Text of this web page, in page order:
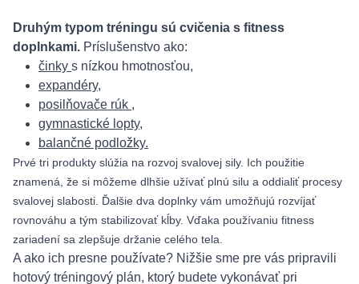
Druhým typom tréningu sú cvičenia s fitness
doplnkami. Príslušenstvo ako:
činky s nízkou hmotnosťou,
expandéry,
posilňovače rúk ,
gymnastické lopty,
balančné podložky.
Prvé tri produkty slúžia na rozvoj svalovej sily. Ich použitie
znamená, že si môžeme dlhšie užívať plnú silu a oddialiť procesy
svalovej slabosti. Ďalšie dva doplnky vám umožňujú rozvíjať
rovnováhu a tým stabilizovať kĺby. Vďaka používaniu fitness
zariadení sa zlepšuje držanie celého tela.
A ako ich presne používate? Nižšie sme pre vás pripravili
hotový tréningový plán, ktorý budete vykonávať pri